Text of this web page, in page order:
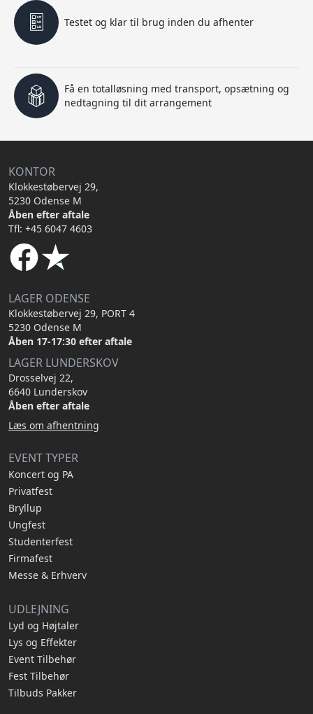
Testet og klar til brug inden du afhenter
Få en totalløsning med transport, opsætning og
nedtagning til dit arrangement
KONTOR
Klokkestøbervej 29,
5230 Odense M
Åben efter aftale
Tfl: +45 6047 4603
LAGER ODENSE
Klokkestøbervej 29, PORT 4
5230 Odense M
Åben 17-17:30 efter aftale
LAGER LUNDERSKOV
Drosselvej 22,
6640 Lunderskov
Åben efter aftale
Læs om afhentning
EVENT TYPER
Koncert og PA
Privatfest
Bryllup
Ungfest
Studenterfest
Firmafest
Messe & Erhverv
UDLEJNING
Lyd og Højtaler
Lys og Effekter
Event Tilbehør
Fest Tilbehør
Tilbuds Pakker